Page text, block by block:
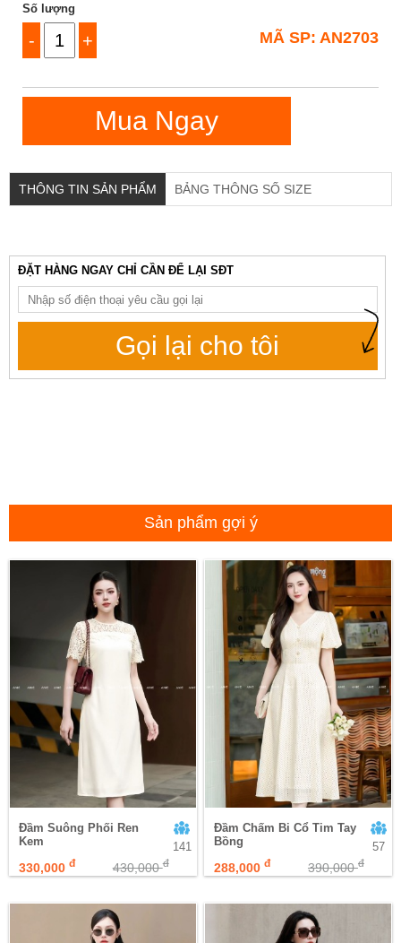
Số lượng
- + MÃ SP: AN2703
Mua Ngay
THÔNG TIN SẢN PHẨM BẢNG THÔNG SỐ SIZE
ĐẶT HÀNG NGAY CHỈ CẦN ĐỂ LẠI SĐT
Gọi lại cho tôi
Sản phẩm gợi ý
Đầm Suông Phối Ren
Kem
330,000đ 430,000đ
141
Đầm Chấm Bi Cổ Tim Tay
Bồng
288,000đ 390,000đ
57